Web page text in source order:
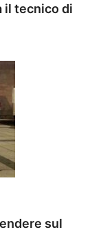
il tecnico di
sul